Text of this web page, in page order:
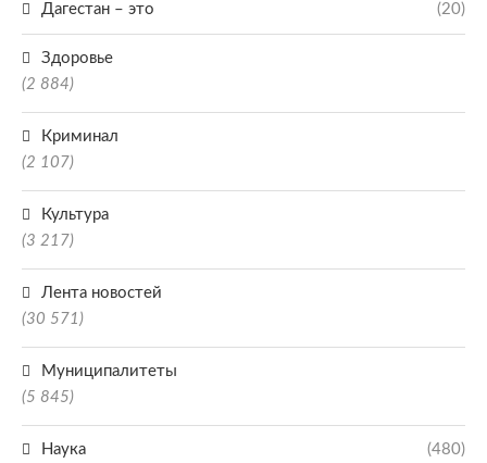
Дагестан – это (20)
Здоровье
(2 884)
Криминал
(2 107)
Культура
(3 217)
Лента новостей
(30 571)
Муниципалитеты
(5 845)
Наука (480)